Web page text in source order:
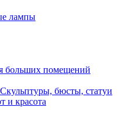
лампы
больших помещений
и красота